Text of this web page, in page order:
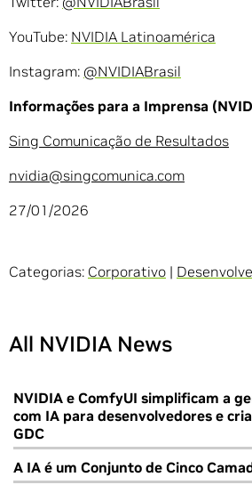
YouTube: NVIDIA Latinoamérica
Instagram: @NVIDIABrasil
Informações para a Imprensa
Sing Comunicação de Resultados
nvidia@singcomunica.com
27/01/2026
Categorias: Corporativo |
All NVIDIA News
NVIDIA e ComfyUI simplificam a
com IA para desenvolvedores e
GDC
A IA é um Conjunto de Cinco